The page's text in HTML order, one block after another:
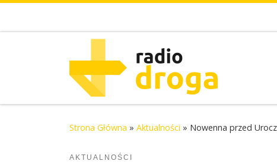
Strona Główna » Aktualności » Nowenna przed
AKTUALNOŚCI